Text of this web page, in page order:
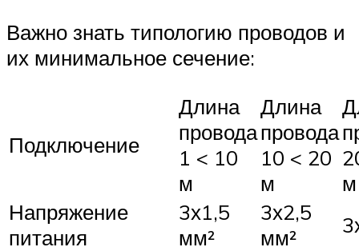
Важно знать типологию проводов и
их минимальное сечение:
Подключение
Длина
провода
1 < 10
м
Длина
провода
10 < 20
м
м
Напряжение
питания
3х1,5
мм²
3х2,5
мм²